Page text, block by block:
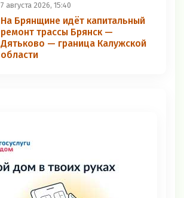
7 августа 2026, 15:40
На Брянщине идёт капитальный
ремонт трассы Брянск —
Дятьково — граница Калужской
области